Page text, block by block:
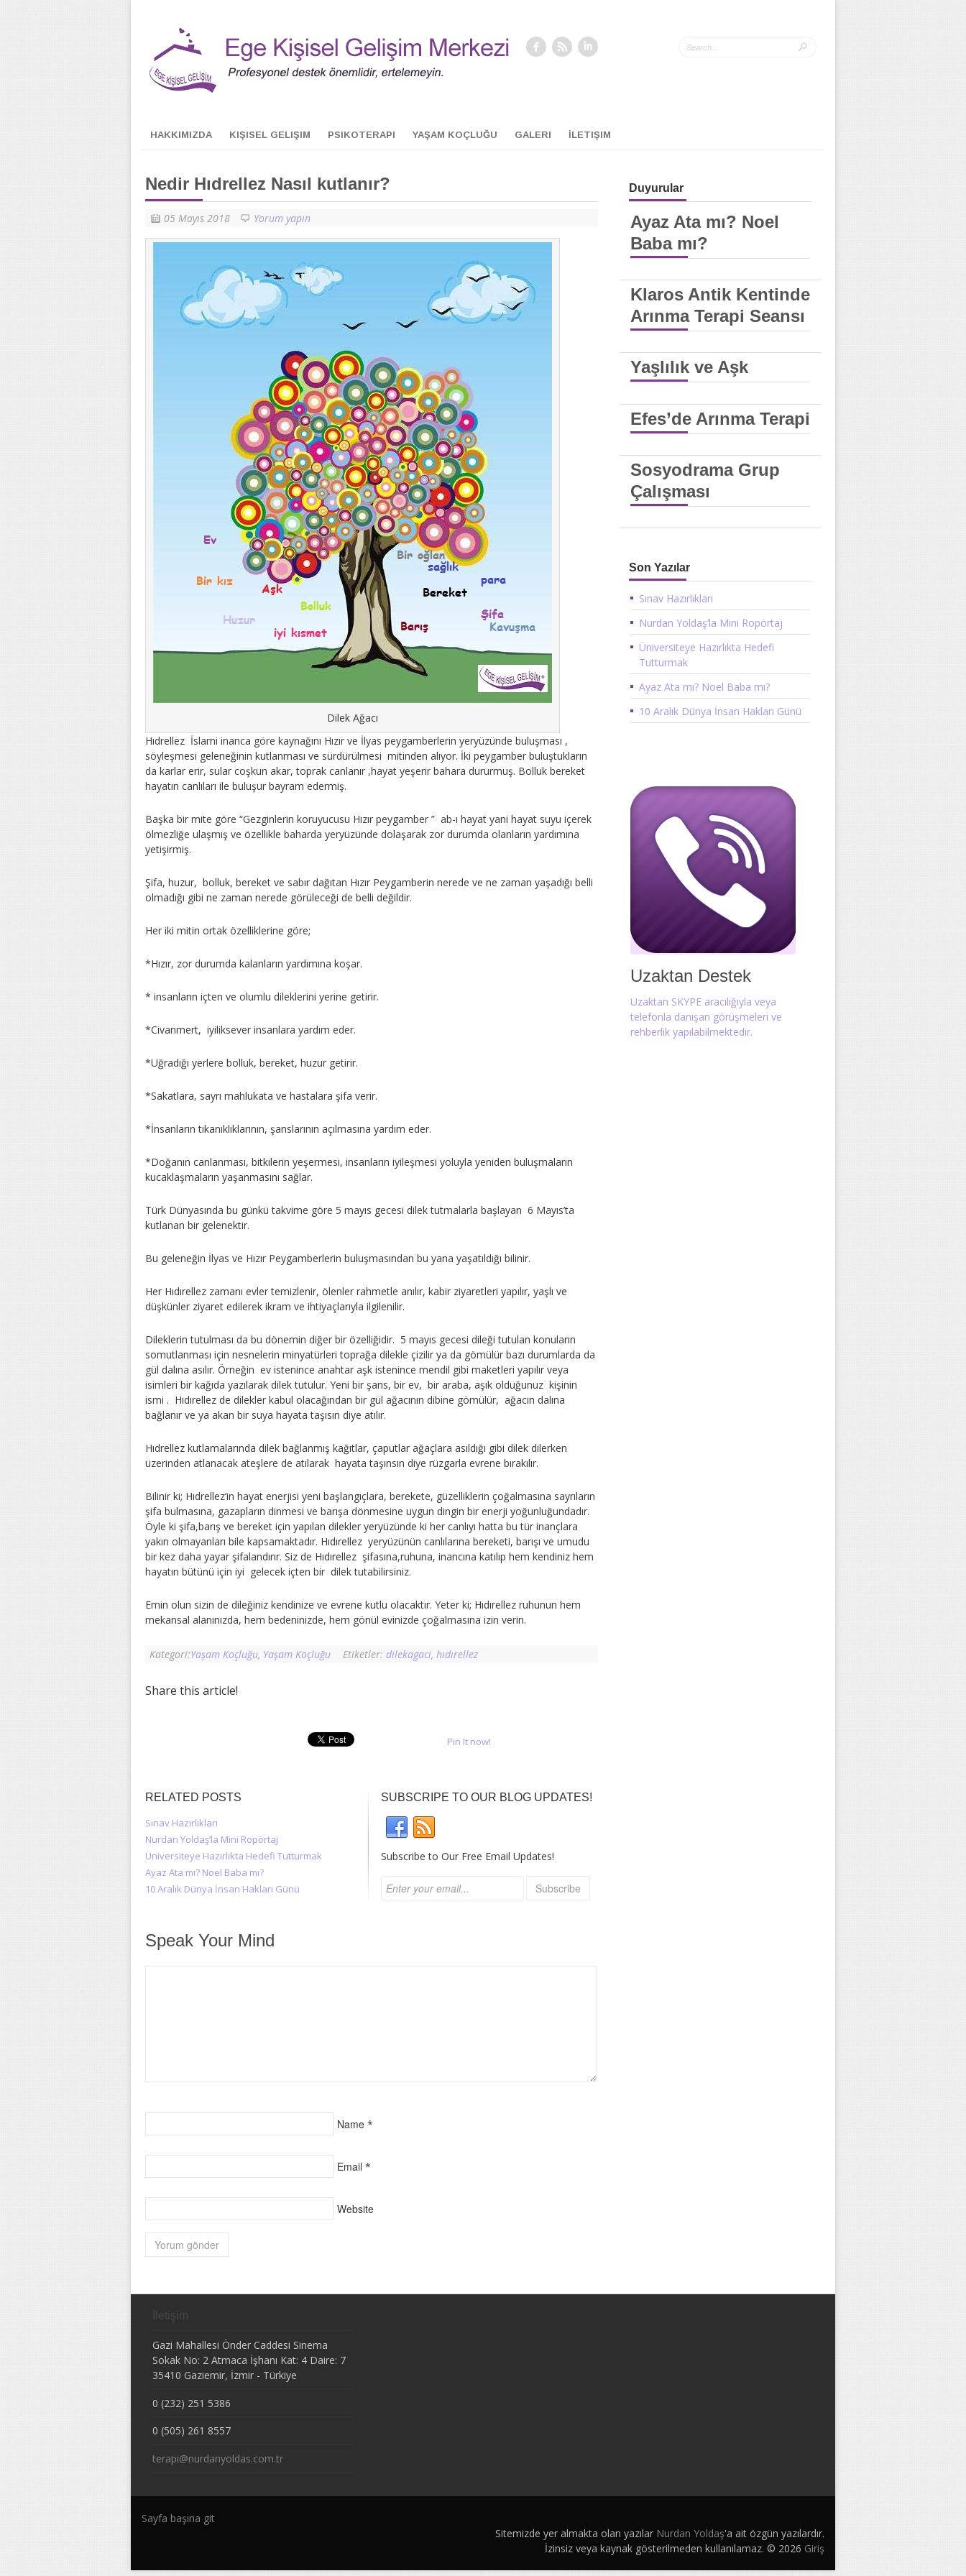
HAKKIMIZDA KIŞISEL GELIŞIM PSIKOTERAPI YAŞAM KOÇLUĞU GALERI İLETIŞIM
Nedir Hıdrellez Nasıl kutlanır?
05 Mayıs 2018 Yorum yapın
Dilek Ağacı
Hıdrellez İslami inanca göre kaynağını Hızır ve İlyas peygamberlerin yeryüzünde buluşması ,
söyleşmesi geleneğinin kutlanması ve sürdürülmesi mitinden alıyor. İki peygamber buluştukların
da karlar erir, sular coşkun akar, toprak canlanır ,hayat yeşerir bahara dururmuş. Bolluk bereket
hayatın canlıları ile buluşur bayram edermiş.
Başka bir mite göre “Gezginlerin koruyucusu Hızır peygamber ” ab-ı hayat yani hayat suyu içerek
ölmezliğe ulaşmış ve özellikle baharda yeryüzünde dolaşarak zor durumda olanların yardımına
yetişirmiş.
Şifa, huzur, bolluk, bereket ve sabır dağıtan Hızır Peygamberin nerede ve ne zaman yaşadığı belli
olmadığı gibi ne zaman nerede görüleceği de belli değildir.
Her iki mitin ortak özelliklerine göre;
*Hızır, zor durumda kalanların yardımına koşar.
* insanların içten ve olumlu dileklerini yerine getirir.
*Civanmert, iyiliksever insanlara yardım eder.
*Uğradığı yerlere bolluk, bereket, huzur getirir.
*Sakatlara, sayrı mahlukata ve hastalara şifa verir.
*İnsanların tıkanıklıklarının, şanslarının açılmasına yardım eder.
*Doğanın canlanması, bitkilerin yeşermesi, insanların iyileşmesi yoluyla yeniden buluşmaların
kucaklaşmaların yaşanmasını sağlar.
Türk Dünyasında bu günkü takvime göre 5 mayıs gecesi dilek tutmalarla başlayan 6 Mayıs’ta
kutlanan bir gelenektir.
Bu geleneğin İlyas ve Hızır Peygamberlerin buluşmasından bu yana yaşatıldığı bilinir.
Her Hıdırellez zamanı evler temizlenir, ölenler rahmetle anılır, kabir ziyaretleri yapılır, yaşlı ve
düşkünler ziyaret edilerek ikram ve ihtiyaçlarıyla ilgilenilir.
Dileklerin tutulması da bu dönemin diğer bir özelliğidir. 5 mayıs gecesi dileği tutulan konuların
somutlanması için nesnelerin minyatürleri toprağa dilekle çizilir ya da gömülür bazı durumlarda da
gül dalına asılır. Örneğin ev istenince anahtar aşk istenince mendil gibi maketleri yapılır veya
isimleri bir kağıda yazılarak dilek tutulur. Yeni bir şans, bir ev, bir araba, aşık olduğunuz kişinin
ismi . Hıdırellez de dilekler kabul olacağından bir gül ağacının dibine gömülür, ağacın dalına
bağlanır ve ya akan bir suya hayata taşısın diye atılır.
Hıdrellez kutlamalarında dilek bağlanmış kağıtlar, çaputlar ağaçlara asıldığı gibi dilek dilerken
üzerinden atlanacak ateşlere de atılarak hayata taşınsın diye rüzgarla evrene bırakılır.
Bilinir ki; Hıdrellez’in hayat enerjisi yeni başlangıçlara, berekete, güzelliklerin çoğalmasına sayrıların
şifa bulmasına, gazapların dinmesi ve barışa dönmesine uygun dingin bir enerji yoğunluğundadır.
Öyle ki şifa,barış ve bereket için yapılan dilekler yeryüzünde ki her canlıyı hatta bu tür inançlara
yakın olmayanları bile kapsamaktadır. Hıdırellez yeryüzünün canlılarına bereketi, barışı ve umudu
bir kez daha yayar şifalandırır. Siz de Hıdırellez şifasına,ruhuna, inancına katılıp hem kendiniz hem
hayatın bütünü için iyi gelecek içten bir dilek tutabilirsiniz.
Emin olun sizin de dileğiniz kendinize ve evrene kutlu olacaktır. Yeter ki; Hıdırellez ruhunun hem
mekansal alanınızda, hem bedeninizde, hem gönül evinizde çoğalmasına izin verin.
Kategori:Yaşam Koçluğu, Yaşam Koçluğu Etiketler: dilekagaci, hıdırellez
Share this article!
Pin It now!
RELATED POSTS
Sınav Hazırlıkları
Nurdan Yoldaş’la Mini Ropörtaj
Üniversiteye Hazırlıkta Hedefi Tutturmak
Ayaz Ata mı? Noel Baba mı?
10 Aralık Dünya İnsan Hakları Günü
SUBSCRIPE TO OUR BLOG UPDATES!
Subscribe to Our Free Email Updates!
Speak Your Mind
Name *
Email *
Website
Duyurular
Ayaz Ata mı? Noel
Baba mı?
Klaros Antik Kentinde
Arınma Terapi Seansı
Yaşlılık ve Aşk
Efes’de Arınma Terapi
Sosyodrama Grup
Çalışması
Son Yazılar
Sınav Hazırlıkları
Nurdan Yoldaş’la Mini Ropörtaj
Üniversiteye Hazırlıkta Hedefi
Tutturmak
Ayaz Ata mı? Noel Baba mı?
10 Aralık Dünya İnsan Hakları Günü
Uzaktan Destek
Uzaktan SKYPE aracılığıyla veya
telefonla danışan görüşmeleri ve
rehberlik yapılabilmektedir.
İletişim
Gazi Mahallesi Önder Caddesi Sinema
Sokak No: 2 Atmaca İşhanı Kat: 4 Daire: 7
35410 Gaziemir, İzmir - Türkiye
0 (232) 251 5386
0 (505) 261 8557
terapi@nurdanyoldas.com.tr
Sayfa başına git
Sitemizde yer almakta olan yazılar Nurdan Yoldaş'a ait özgün yazılardır.
İzinsiz veya kaynak gösterilmeden kullanılamaz. © 2026 Giriş